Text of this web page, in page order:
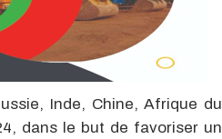
Inde, Chine, Afrique du
dans le but de favoriser un